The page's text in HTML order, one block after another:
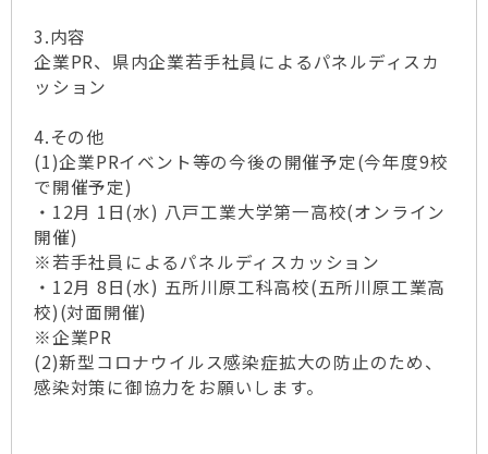
3.内容
企業PR、県内企業若手社員によるパネルディスカ
ッション
4.その他
(1)企業PRイベント等の今後の開催予定(今年度9校
で開催予定)
・12月 1日(水) 八戸工業大学第一高校(オンライン
開催)
※若手社員によるパネルディスカッション
・12月 8日(水) 五所川原工科高校(五所川原工業高
校)(対面開催)
※企業PR
(2)新型コロナウイルス感染症拡大の防止のため、
感染対策に御協力をお願いします。